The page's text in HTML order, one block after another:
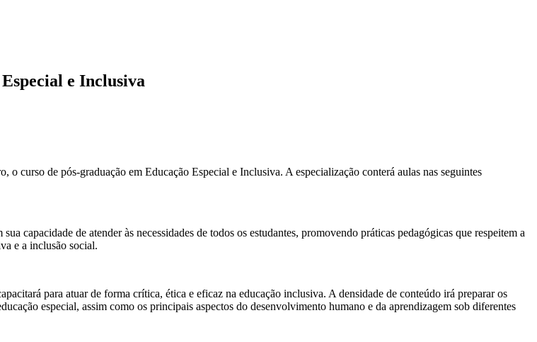
e Inclusiva
de pós-graduação em Educação Especial e Inclusiva. A especialização conterá aulas nas seguintes
capacidade de atender às necessidades de todos os estudantes, promovendo práticas pedagógicas que respeitem a
e a inclusão social.
para atuar de forma crítica, ética e eficaz na educação inclusiva. A densidade de conteúdo irá preparar os
especial, assim como os principais aspectos do desenvolvimento humano e da aprendizagem sob diferentes